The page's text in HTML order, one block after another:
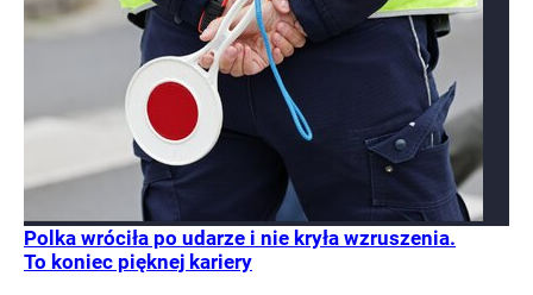
Polka wróciła po udarze i nie kryła wzruszenia.
To koniec pięknej kariery